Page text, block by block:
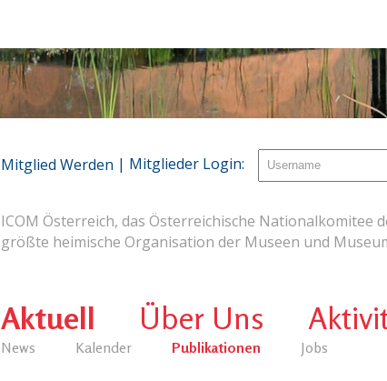
ICOM Österreich, das Österreichische Nationalkomitee
größte heimische Organisation der Museen und
Aktuell
News Kalender Publikationen Jobs
Über Uns
Mitglied Werden | Mitglieder Login: